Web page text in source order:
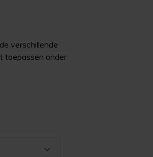
verschillende
toepassen onder